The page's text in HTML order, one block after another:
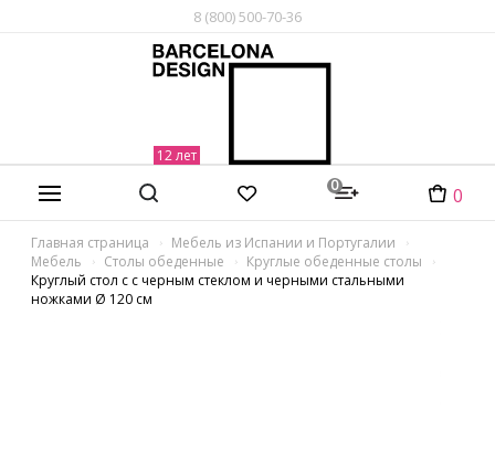
8 (800) 500-70-36
0 0
Главная страница
Мебель из Испании и Португалии
Мебель
Столы обеденные
Круглые обеденные столы
Круглый стол с с черным стеклом и черными стальными
ножками Ø 120 см